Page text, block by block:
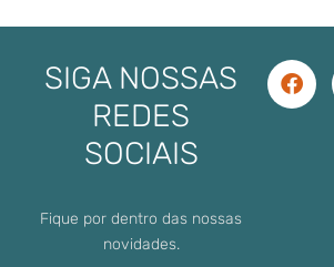
SIGA NOSSAS
REDES
SOCIAIS
Fique por dentro das nossas
novidades.